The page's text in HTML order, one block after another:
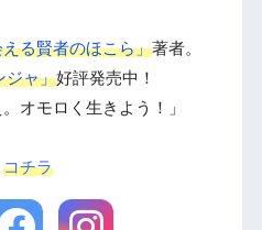
る賢者のほこら」著者。
ジャ」好評発売中！
オモロく生きよう！」
コチラ